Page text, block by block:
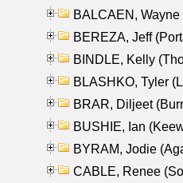
BALCAEN,
BEREZA, Jeff
BINDLE, Kelly
BLASHKO, Tyler
BRAR, Diljeet
BUSHIE, Ian
BYRAM, Jodie
CABLE, Renee